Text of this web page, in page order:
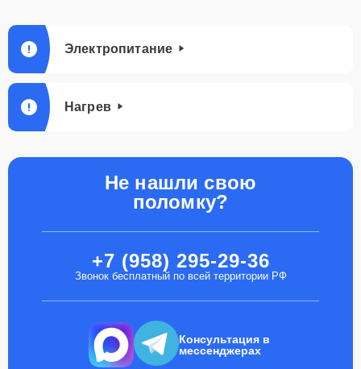
Электропитание
Нагрев
Не нашли свою
поломку?
+7 (958) 295-29-36
Звонок бесплатный по всей территории РФ
Консультация в
мессенджерах